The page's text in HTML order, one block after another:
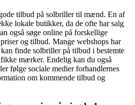
tilbud på solbriller til mænd. En af
lokale butikker, da de ofte har salg
også søge online på forskellige
og tilbud. Mange webshops har
finde solbriller på tilbud i bestemte
mærker. Endelig kan du også
følge sociale medier forhandlernes
om kommende tilbud og